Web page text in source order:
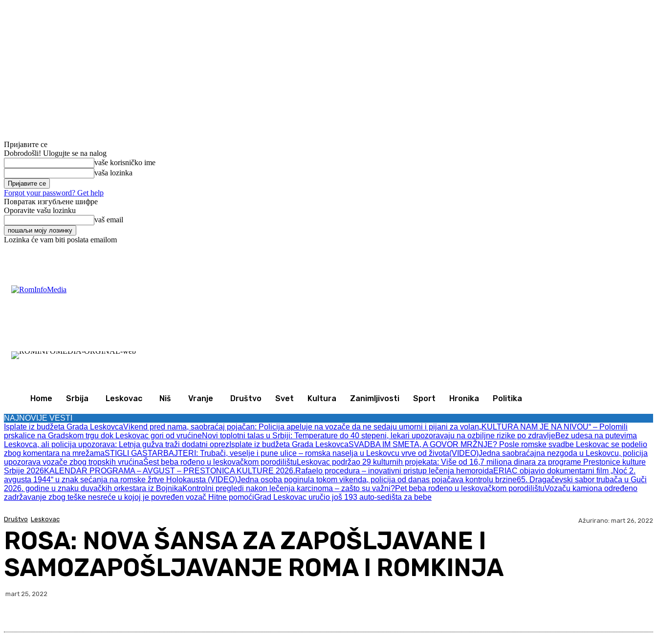
Пријавите се
Dobrodošli! Ulogujte se na nalog
vaše korisničko ime
vaša lozinka
Forgot your password? Get help
Повратак изгубљене шифре
Oporavite vašu lozinku
vaš email
Lozinka će vam biti poslata emailom
Home Srbija Leskovac Niš Vranje Društvo Svet Kultura Zanimljivosti Sport Hronika Politika
NAJNOVIJE VESTI
Isplate iz budžeta Grada LeskovcaVikend pred nama, saobraćaj pojačan: Policija apeluje na vozače da ne sedaju umorni i pijani za volan„KULTURA NAM JE NA NIVOU“ – Polomili
prskalice na Gradskom trgu dok Leskovac gori od vrućineNovi toplotni talas u Srbiji: Temperature do 40 stepeni, lekari upozoravaju na ozbiljne rizike po zdravljeBez udesa na putevima
Leskovca, ali policija upozorava: Letnja gužva traži dodatni oprez Isplate iz budžeta Grada LeskovcaSVADBA IM SMETA, A GOVOR MRŽNJE? Posle romske svadbe Leskovac se podelio
zbog komentara na mrežamaSTIGLI GASTARBAJTERI: Trubači, veselje i pune ulice – romska naselja u Leskovcu vrve od života(VIDEO)Jedna saobraćajna nezgoda u Leskovcu, policija
upozorava vozače zbog tropskih vrućinaŠest beba rođeno u leskovačkom porodilištu Leskovac podržao 29 kulturnih projekata: Više od 16,7 miliona dinara za programe Prestonice kulture
Srbije 2026KALENDAR PROGRAMA – AVGUST – PRESTONICA KULTURE 2026.Rafaelo procedura – inovativni pristup lečenja hemoroidaERIAC objavio dokumentarni film „Noć 2.
avgusta 1944“ u znak sećanja na romske žrtve Holokausta (VIDEO)Jedna osoba poginula tokom vikenda, policija od danas pojačava kontrolu brzine65. Dragačevski sabor trubača u Guči
2026. godine u znaku duvačkih orkestara iz BojnikaKontrolni pregledi nakon lečenja karcinoma – zašto su važni?Pet beba rođeno u leskovačkom porodilištuVozaču kamiona određeno
zadržavanje zbog teške nesreće u kojoj je povređen vozač Hitne pomoćiGrad Leskovac uručio još 193 auto-sedišta za bebe
Društvo Leskovac Ažurirano: mart 26, 2022
ROSA: NOVA ŠANSA ZA ZAPOŠLJAVANE I
SAMOZAPOŠLJAVANJE ROMA I ROMKINJA
mart 25, 2022